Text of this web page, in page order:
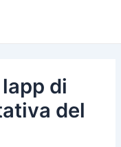
di
del